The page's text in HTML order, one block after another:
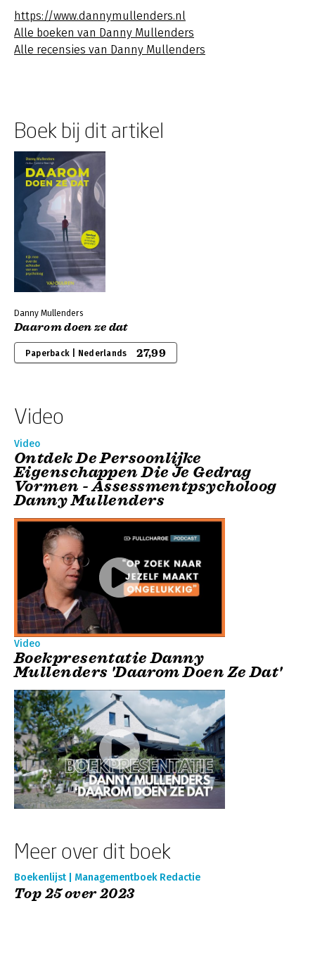
https://www.dannymullenders.nl
Alle boeken van Danny Mullenders
Alle recensies van Danny Mullenders
Boek bij dit artikel
Danny Mullenders
Daarom doen ze dat
Paperback | Nederlands 27,99
Video
Video
Ontdek De Persoonlijke
Eigenschappen Die Je Gedrag
Vormen - Assessmentpsycholoog
Danny Mullenders
Video
Boekpresentatie Danny
Mullenders 'Daarom Doen Ze Dat'
Meer over dit boek
Boekenlijst | Managementboek Redactie
Top 25 over 2023